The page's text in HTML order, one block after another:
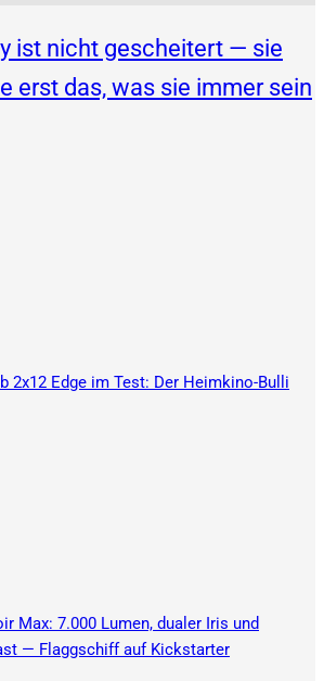
ist nicht gescheitert — sie
erst das, was sie immer sein
2x12 Edge im Test: Der Heimkino-Bulli
Max: 7.000 Lumen, dualer Iris und
— Flaggschiff auf Kickstarter